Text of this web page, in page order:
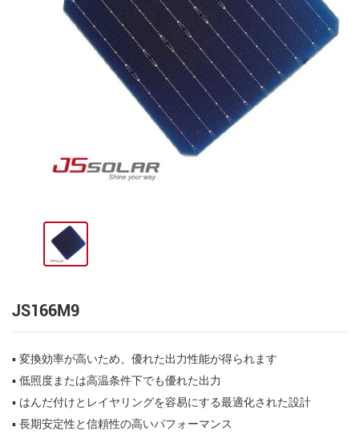
JS166M9
▪ 変換効率が高いため、優れた出力性能が得られます
▪ 低照度または高温条件下でも優れた出力
▪ はんだ付けとレイヤリングを容易にする最適化された設計
▪ 長期安定性と信頼性の高いパフォーマンス